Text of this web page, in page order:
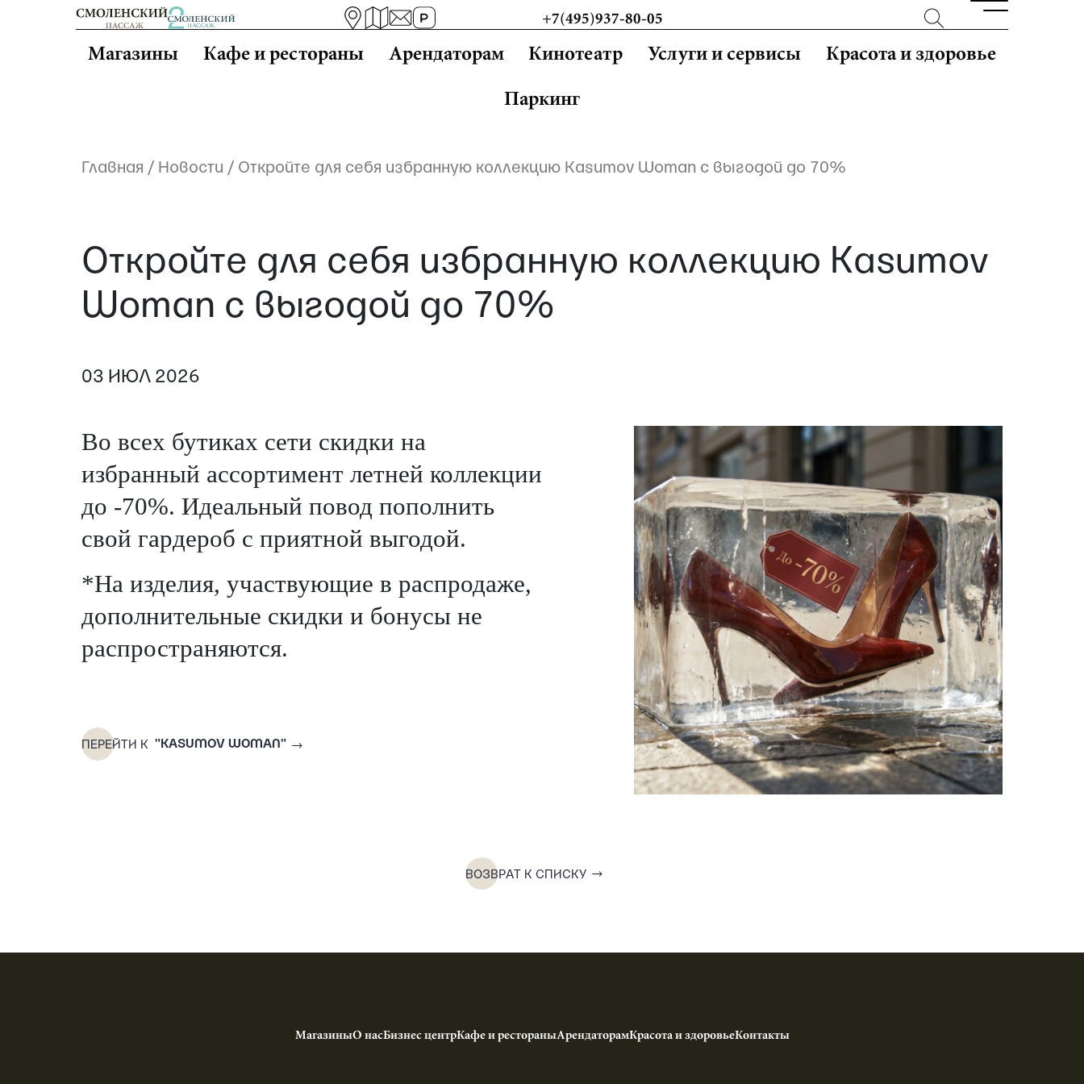
+7(495)937-80-05
Магазины Кафе и рестораны Арендаторам Кинотеатр Услуги и сервисы
Красота и здоровье
Паркинг
Главная / Новости / Откройте для себя избранную коллекцию Kasumov Woman с выгодой до 70%
Откройте для себя избранную коллекцию Kasumov
Woman с выгодой до 70%
03 ИЮЛ 2026
Во всех бутиках сети скидки на
избранный ассортимент летней коллекции
до -70%. Идеальный повод пополнить
свой гардероб с приятной выгодой.
*На изделия, участвующие в распродаже,
дополнительные скидки и бонусы не
распространяются.
ПЕРЕЙТИ К "KASUMOV WOMAN"
ВОЗВРАТ К СПИСКУ
МагазиныО насБизнес центрКафе и рестораныАрендаторамКрасота и здоровьеКонтакты